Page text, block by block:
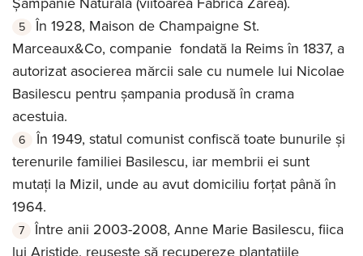
În 1928, Maison de Champaigne St.
Marceaux&Co, companie fondată la Reims în 1837, a
autorizat asocierea mărcii sale cu numele lui Nicolae
Basilescu pentru șampania produsă în crama
acestuia.
În 1949, statul comunist confiscă toate bunurile și
terenurile familiei Basilescu, iar membrii ei sunt
mutați la Mizil, unde au avut domiciliu forțat până în
1964.
Între anii 2003-2008, Anne Marie Basilescu, fiica
lui Aristide, reușește să recupereze plantațiile